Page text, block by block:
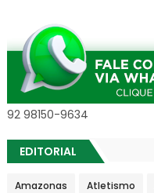
92 98150-9634
EDITORIAL
Amazonas Atletismo